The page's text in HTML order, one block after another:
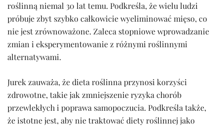
roślinną niemal 30 lat temu. Podkreśla, że wielu ludzi
próbuje zbyt szybko całkowicie wyeliminować mięso, co
nie jest zrównoważone. Zaleca stopniowe wprowadzanie
zmian i eksperymentowanie z różnymi roślinnymi
alternatywami.
Jurek zauważa, że dieta roślinna przynosi korzyści
zdrowotne, takie jak zmniejszenie ryzyka chorób
przewlekłych i poprawa samopoczucia. Podkreśla także,
że istotne jest, aby nie traktować diety roślinnej jako